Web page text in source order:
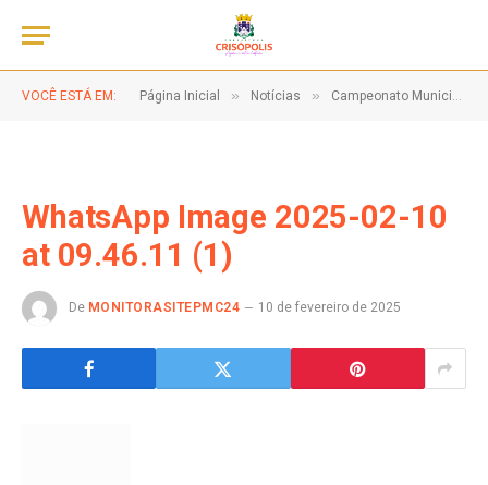
VOCÊ ESTÁ EM: Página Inicial » Notícias » Campeonato Municipal 2025 começa com muita emoção e grandes jogos
WhatsApp Image 2025-02-10
at 09.46.11 (1)
De MONITORASITEPMC24 10 de fevereiro de 2025